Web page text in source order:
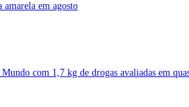
em agosto
com 1,7 kg de drogas avaliadas em